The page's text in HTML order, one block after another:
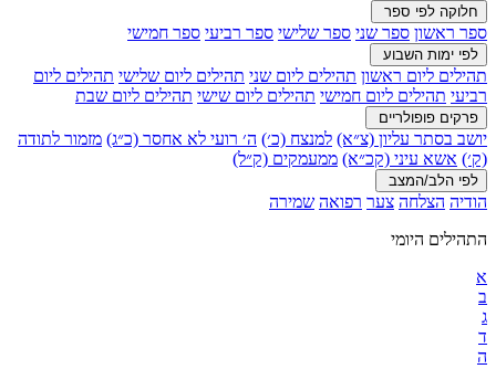
חלוקה לפי ספר
ספר ראשון ספר שני ספר שלישי ספר רביעי ספר חמישי
לפי ימות השבוע
תהילים ליום ראשון תהילים ליום שני תהילים ליום שלישי תהילים ליום
רביעי תהילים ליום חמישי תהילים ליום שישי תהילים ליום שבת
פרקים פופולריים
יושב בסתר עליון (צ״א) למנצח (כ׳) ה׳ רועי לא אחסר (כ״ג) מזמור לתודה
(ק׳) אשא עיני (קכ״א) ממעמקים (ק״ל)
לפי הלב/המצב
הודיה הצלחה צער רפואה שמירה
התהילים היומי
א
ב
ג
ד
ה